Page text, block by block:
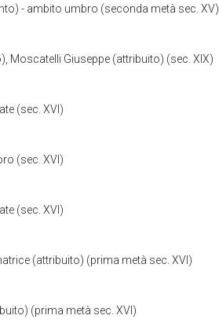
- ambito umbro (seconda metà sec. XV)
Moscatelli Giuseppe (attribuito) (sec. XIX)
(sec. XVI)
(sec. XVI)
(sec. XVI)
(attribuito) (prima metà sec. XVI)
(prima metà sec. XVI)